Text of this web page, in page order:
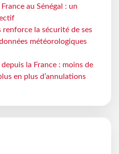
au Sénégal : un
renforce la sécurité de ses
météorologiques
la France : moins de
en plus d’annulations